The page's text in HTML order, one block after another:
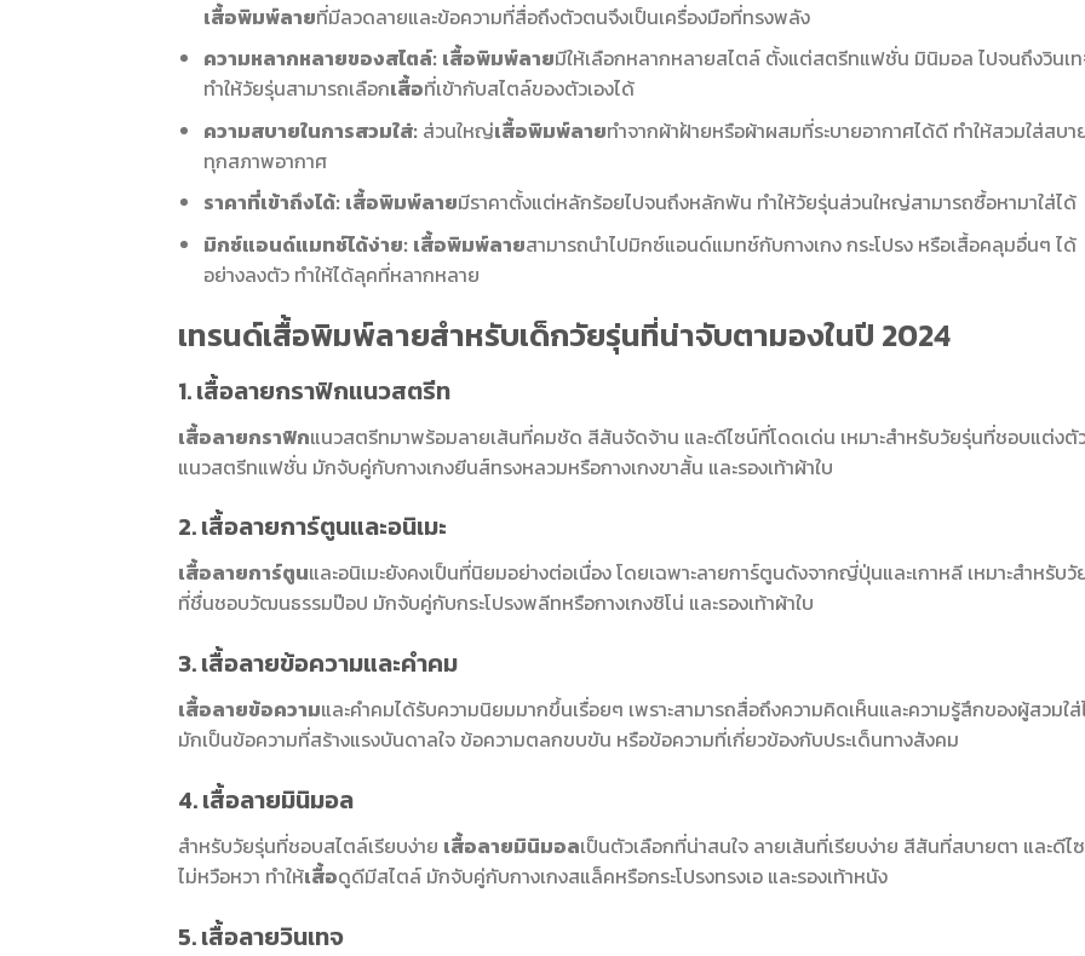
เสื้อพิมพ์ลายที่มีลวดลายและข้อความที่สื่อถึงตัวตนจึงเป็นเครื่องมือที่ทรงพลัง
ความหลากหลายของสไตล์: เสื้อพิมพ์ลายมีให้เลือกหลากหลายสไตล์ ตั้งแต่สตรีทแฟชั่น มินิมอล ไปจนถึงวินเ
ทำให้วัยรุ่นสามารถเลือกเสื้อที่เข้ากับสไตล์ของตัวเองได้
ความสบายในการสวมใส่: ส่วนใหญ่เสื้อพิมพ์ลายทำจากผ้าฝ้ายหรือผ้าผสมที่ระบายอากาศได้ดี ทำให้สวมใส่สบา
ทุกสภาพอากาศ
ราคาที่เข้าถึงได้: เสื้อพิมพ์ลายมีราคาตั้งแต่หลักร้อยไปจนถึงหลักพัน ทำให้วัยรุ่นส่วนใหญ่สามารถซื้อหามาใส่ได้
มิกซ์แอนด์แมทช์ได้ง่าย: เสื้อพิมพ์ลายสามารถนำไปมิกซ์แอนด์แมทช์กับกางเกง กระโปรง หรือเสื้อคลุมอื่นๆ ได้
อย่างลงตัว ทำให้ได้ลุคที่หลากหลาย
เทรนด์เสื้อพิมพ์ลายสำหรับเด็กวัยรุ่นที่น่าจับตามองในปี 2024
1. เสื้อลายกราฟิกแนวสตรีท
เสื้อลายกราฟิกแนวสตรีทมาพร้อมลายเส้นที่คมชัด สีสันจัดจ้าน และดีไซน์ที่โดดเด่น เหมาะสำหรับวัยรุ่นที่ชอบแต่งตั
แนวสตรีทแฟชั่น มักจับคู่กับกางเกงยีนส์ทรงหลวมหรือกางเกงขาสั้น และรองเท้าผ้าใบ
2. เสื้อลายการ์ตูนและอนิเมะ
เสื้อลายการ์ตูนและอนิเมะยังคงเป็นที่นิยมอย่างต่อเนื่อง โดยเฉพาะลายการ์ตูนดังจากญี่ปุ่นและเกาหลี เหมาะสำหรับวั
ที่ชื่นชอบวัฒนธรรมป๊อป มักจับคู่กับกระโปรงพลีทหรือกางเกงชิโน่ และรองเท้าผ้าใบ
3. เสื้อลายข้อความและคำคม
เสื้อลายข้อความและคำคมได้รับความนิยมมากขึ้นเรื่อยๆ เพราะสามารถสื่อถึงความคิดเห็นและความรู้สึกของผู้สวมใ
มักเป็นข้อความที่สร้างแรงบันดาลใจ ข้อความตลกขบขัน หรือข้อความที่เกี่ยวข้องกับประเด็นทางสังคม
4. เสื้อลายมินิมอล
สำหรับวัยรุ่นที่ชอบสไตล์เรียบง่าย เสื้อลายมินิมอลเป็นตัวเลือกที่น่าสนใจ ลายเส้นที่เรียบง่าย สีสันที่สบายตา และดีไ
ไม่หวือหวา ทำให้เสื้อดูดีมีสไตล์ มักจับคู่กับกางเกงสแล็คหรือกระโปรงทรงเอ และรองเท้าหนัง
5. เสื้อลายวินเทจ